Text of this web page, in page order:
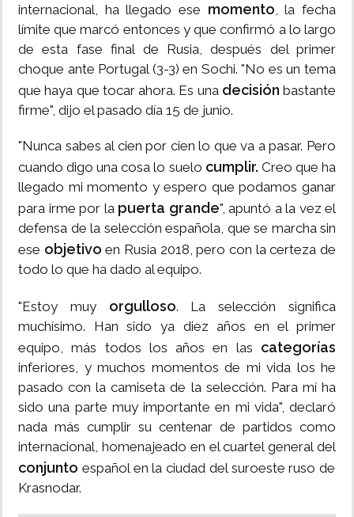
internacional, ha llegado ese momento, la fecha
límite que marcó entonces y que confirmó a lo largo
de esta fase final de Rusia, después del primer
choque ante Portugal (3-3) en Sochi. "No es un tema
que haya que tocar ahora. Es una decisión bastante
firme", dijo el pasado día 15 de junio.
"Nunca sabes al cien por cien lo que va a pasar. Pero
cuando digo una cosa lo suelo cumplir. Creo que ha
llegado mi momento y espero que podamos ganar
para irme por la puerta grande", apuntó a la vez el
defensa de la selección española, que se marcha sin
ese objetivoen Rusia 2018, pero con la certeza de
todo lo que ha dado al equipo.
"Estoy muy orgulloso. La selección significa
muchísimo. Han sido ya diez años en el primer
equipo, más todos los años en las categorías
inferiores, y muchos momentos de mi vida los he
pasado con la camiseta de la selección. Para mí ha
sido una parte muy importante en mi vida", declaró
nada más cumplir su centenar de partidos como
internacional, homenajeado en el cuartel general del
conjunto español en la ciudad del suroeste ruso de
Krasnodar.